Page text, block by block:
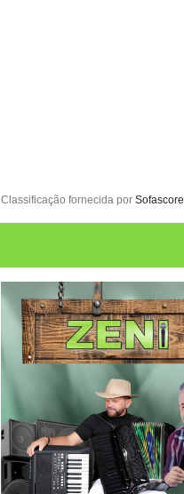
Classificação fornecida por Sofascore